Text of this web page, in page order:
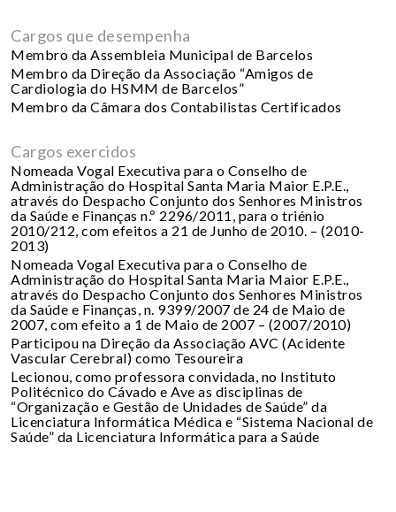
Cargos que desempenha
Membro da Assembleia Municipal de Barcelos
Membro da Direção da Associação “Amigos de
Cardiologia do HSMM de Barcelos”
Membro da Câmara dos Contabilistas Certificados
Cargos exercidos
Nomeada Vogal Executiva para o Conselho de
Administração do Hospital Santa Maria Maior E.P.E.,
através do Despacho Conjunto dos Senhores Ministros
da Saúde e Finanças n.º 2296/2011, para o triénio
2010/212, com efeitos a 21 de Junho de 2010. – (2010-
2013)
Nomeada Vogal Executiva para o Conselho de
Administração do Hospital Santa Maria Maior E.P.E.,
através do Despacho Conjunto dos Senhores Ministros
da Saúde e Finanças, n. 9399/2007 de 24 de Maio de
2007, com efeito a 1 de Maio de 2007 – (2007/2010)
Participou na Direção da Associação AVC (Acidente
Vascular Cerebral) como Tesoureira
Lecionou, como professora convidada, no Instituto
Politécnico do Cávado e Ave as disciplinas de
“Organização e Gestão de Unidades de Saúde” da
Licenciatura Informática Médica e “Sistema Nacional de
Saúde” da Licenciatura Informática para a Saúde